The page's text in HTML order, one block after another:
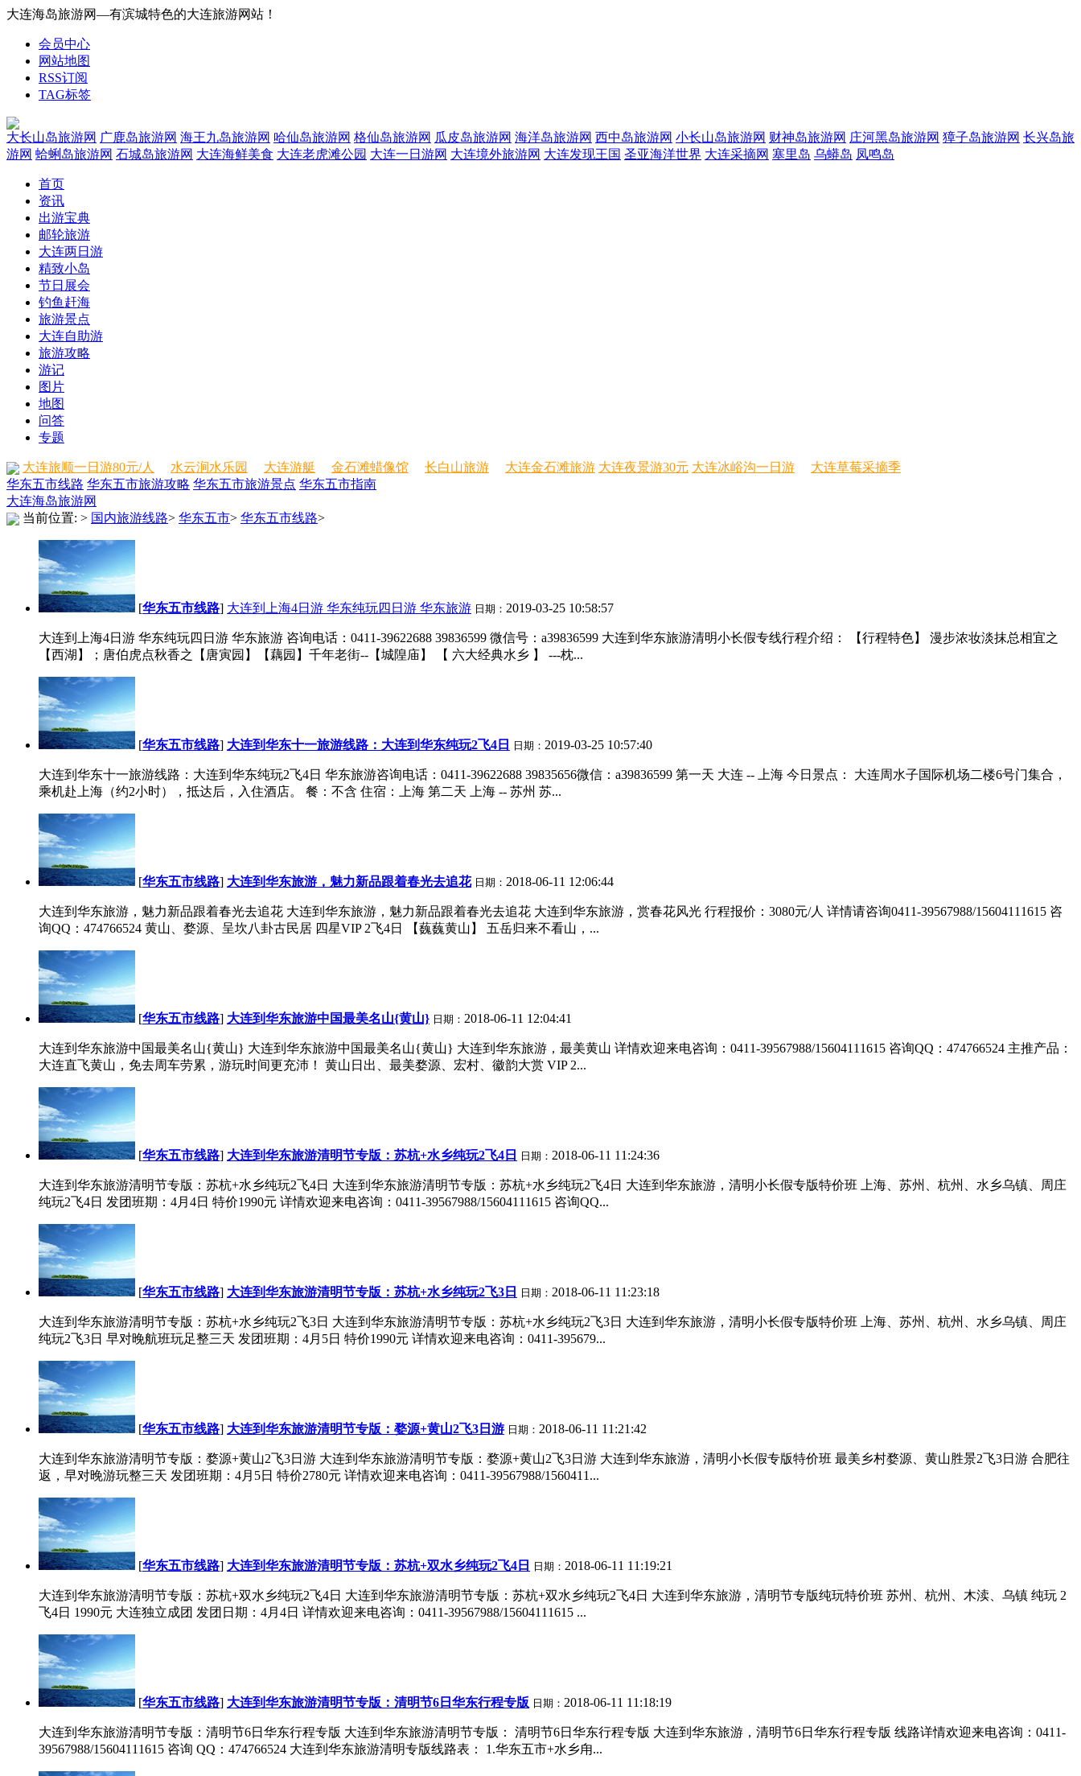
大连海岛旅游网—有滨城特色的大连旅游网站！
会员中心
网站地图
RSS订阅
TAG标签
大长山岛旅游网 广鹿岛旅游网 海王九岛旅游网 哈仙岛旅游网 格仙岛旅游网 瓜皮岛旅游网 海洋岛旅游网 西中岛旅游网 小长山岛旅游网 财神岛旅游网 庄河黑岛旅游网 獐子岛旅游网 长兴岛旅
游网 蛤蜊岛旅游网 石城岛旅游网 大连海鲜美食 大连老虎滩公园 大连一日游网 大连境外旅游网 大连发现王国 圣亚海洋世界 大连采摘网 塞里岛 乌蟒岛 凤鸣岛
首页
资讯
出游宝典
邮轮旅游
大连两日游
精致小岛
节日展会
钓鱼赶海
旅游景点
大连自助游
旅游攻略
游记
图片
地图
问答
专题
大连旅顺一日游80元/人 水云涧水乐园 大连游艇 金石滩蜡像馆 长白山旅游 大连金石滩旅游 大连夜景游30元 大连冰峪沟一日游
大连草莓采摘季
华东五市线路 华东五市旅游攻略 华东五市旅游景点 华东五市指南
大连海岛旅游网
当前位置: > 国内旅游线路> 华东五市> 华东五市线路>
[华东五市线路] 大连到上海4日游 华东纯玩四日游 华东旅游 日期： 2019-03-25 10:58:57
大连到上海4日游 华东纯玩四日游 华东旅游 咨询电话：0411-39622688 39836599 微信号：a39836599 大连到华东旅游清明小长假专线行程介绍： 【行程特色】 漫步浓妆淡抹总相宜之
【西湖】；唐伯虎点秋香之【唐寅园】【藕园】千年老街--【城隍庙】 【 六大经典水乡 】 ---枕...
[华东五市线路] 大连到华东十一旅游线路：大连到华东纯玩2飞4日 日期： 2019-03-25 10:57:40
大连到华东十一旅游线路：大连到华东纯玩2飞4日 华东旅游咨询电话：0411-39622688 39835656微信：a39836599 第一天 大连 -- 上海 今日景点： 大连周水子国际机场二楼6号门集合，
乘机赴上海（约2小时），抵达后，入住酒店。 餐：不含 住宿：上海 第二天 上海 -- 苏州 苏...
[华东五市线路] 大连到华东旅游，魅力新品跟着春光去追花 日期： 2018-06-11 12:06:44
大连到华东旅游，魅力新品跟着春光去追花 大连到华东旅游，魅力新品跟着春光去追花 大连到华东旅游，赏春花风光 行程报价：3080元/人 详情请咨询0411-39567988/15604111615 咨
询QQ：474766524 黄山、婺源、呈坎八卦古民居 四星VIP 2飞4日 【蘶蘶黄山】 五岳归来不看山，...
[华东五市线路] 大连到华东旅游中国最美名山{黄山} 日期： 2018-06-11 12:04:41
大连到华东旅游中国最美名山{黄山} 大连到华东旅游中国最美名山{黄山} 大连到华东旅游，最美黄山 详情欢迎来电咨询：0411-39567988/15604111615 咨询QQ：474766524 主推产品：
大连直飞黄山，免去周车劳累，游玩时间更充沛！ 黄山日出、最美婺源、宏村、徽韵大赏 VIP 2...
[华东五市线路] 大连到华东旅游清明节专版：苏杭+水乡纯玩2飞4日 日期： 2018-06-11 11:24:36
大连到华东旅游清明节专版：苏杭+水乡纯玩2飞4日 大连到华东旅游清明节专版：苏杭+水乡纯玩2飞4日 大连到华东旅游，清明小长假专版特价班 上海、苏州、杭州、水乡乌镇、周庄
纯玩2飞4日 发团班期：4月4日 特价1990元 详情欢迎来电咨询：0411-39567988/15604111615 咨询QQ...
[华东五市线路] 大连到华东旅游清明节专版：苏杭+水乡纯玩2飞3日 日期： 2018-06-11 11:23:18
大连到华东旅游清明节专版：苏杭+水乡纯玩2飞3日 大连到华东旅游清明节专版：苏杭+水乡纯玩2飞3日 大连到华东旅游，清明小长假专版特价班 上海、苏州、杭州、水乡乌镇、周庄
纯玩2飞3日 早对晚航班玩足整三天 发团班期：4月5日 特价1990元 详情欢迎来电咨询：0411-395679...
[华东五市线路] 大连到华东旅游清明节专版：婺源+黄山2飞3日游 日期： 2018-06-11 11:21:42
大连到华东旅游清明节专版：婺源+黄山2飞3日游 大连到华东旅游清明节专版：婺源+黄山2飞3日游 大连到华东旅游，清明小长假专版特价班 最美乡村婺源、黄山胜景2飞3日游 合肥往
返，早对晚游玩整三天 发团班期：4月5日 特价2780元 详情欢迎来电咨询：0411-39567988/1560411...
[华东五市线路] 大连到华东旅游清明节专版：苏杭+双水乡纯玩2飞4日 日期： 2018-06-11 11:19:21
大连到华东旅游清明节专版：苏杭+双水乡纯玩2飞4日 大连到华东旅游清明节专版：苏杭+双水乡纯玩2飞4日 大连到华东旅游，清明节专版纯玩特价班 苏州、杭州、木渎、乌镇 纯玩 2
飞4日 1990元 大连独立成团 发团日期：4月4日 详情欢迎来电咨询：0411-39567988/15604111615 ...
[华东五市线路] 大连到华东旅游清明节专版：清明节6日华东行程专版 日期： 2018-06-11 11:18:19
大连到华东旅游清明节专版：清明节6日华东行程专版 大连到华东旅游清明节专版： 清明节6日华东行程专版 大连到华东旅游，清明节6日华东行程专版 线路详情欢迎来电咨询：0411-
39567988/15604111615 咨询 QQ：474766524 大连到华东旅游清明专版线路表： 1.华东五市+水乡甪...